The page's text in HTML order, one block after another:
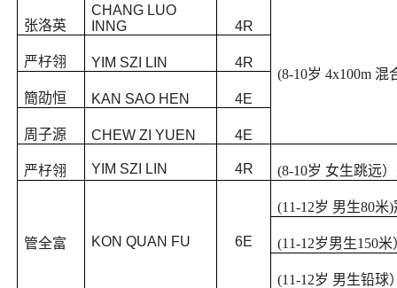
张洛英
CHANG LUO
INNG
4R
(8-10岁 4x100m 混
严杍翎 YIM SZI LIN 4R
簡劭恒 KAN SAO HEN 4E
周子源 CHEW ZI YUEN 4E
严杍翎 YIM SZI LIN 4R (8-10岁 女生跳远
管全富 KON QUAN FU 6E
(11-12岁 男生80米)
(11-12岁男生150米
(11-12岁 男生铅球